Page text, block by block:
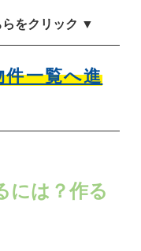
をクリック ▼
件一覧へ進
には？作る